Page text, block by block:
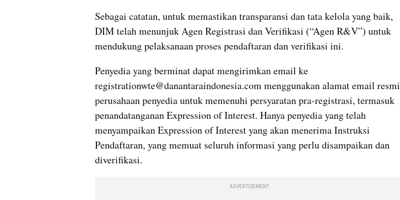
Sebagai catatan, untuk memastikan transparansi dan tata kelola yang baik,
DIM telah menunjuk Agen Registrasi dan Verifikasi (“Agen R&V”) untuk
mendukung pelaksanaan proses pendaftaran dan verifikasi ini.
Penyedia yang berminat dapat mengirimkan email ke
registrationwte@danantaraindonesia.com menggunakan alamat email resmi
perusahaan penyedia untuk memenuhi persyaratan pra-registrasi, termasuk
penandatanganan Expression of Interest. Hanya penyedia yang telah
menyampaikan Expression of Interest yang akan menerima Instruksi
Pendaftaran, yang memuat seluruh informasi yang perlu disampaikan dan
diverifikasi.
ADVERTISEMENT